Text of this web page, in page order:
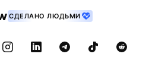
СДЕЛАНО ЛЮДЬМИ